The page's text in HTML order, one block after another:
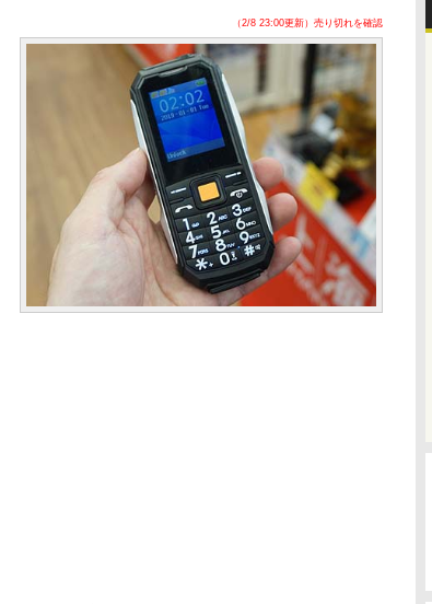
（2/8 23:00更新）売り切れを確認